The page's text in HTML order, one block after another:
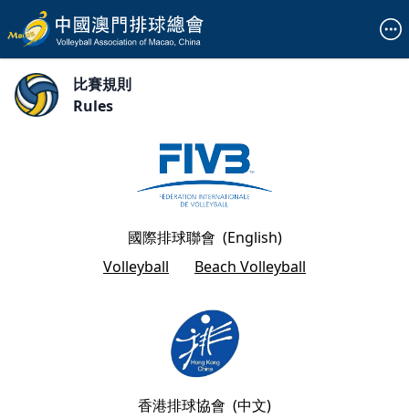
比賽規則
Rules
國際排球聯會 (English)
Volleyball
Beach Volleyball
香港排球協會 (中文)